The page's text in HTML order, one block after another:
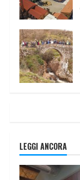
LEGGI ANCORA